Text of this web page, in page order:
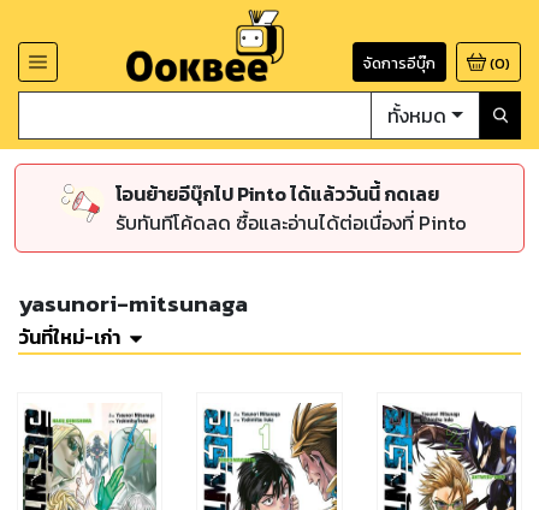
จัดการอีบุ๊ก (0)
ทั้งหมด
โอนย้ายอีบุ๊กไป Pinto ได้แล้ววันนี้ กดเลย
รับทันทีโค้ดลด ซื้อและอ่านได้ต่อเนื่องที่ Pinto
yasunori-mitsunaga
วันที่ใหม่-เก่า